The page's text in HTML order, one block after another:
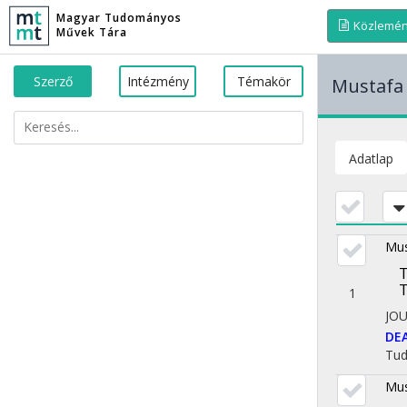
Magyar Tudományos
Művek Tára
Szerző Intézmény Témakör
Adatlap
1